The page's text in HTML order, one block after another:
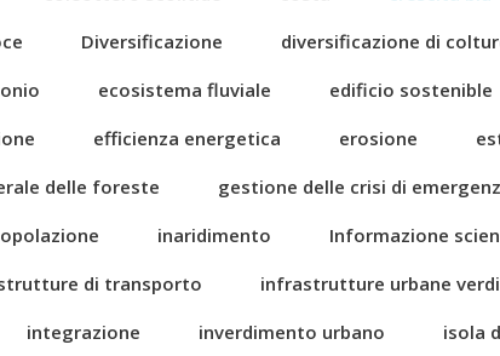
Diversificazione diversificazione di
ecosistema fluviale edificio sostenible
efficienza energetica erosione
delle foreste gestione delle crisi di
inaridimento
Informazione
di transporto infrastrutture urbane verdi
integrazione inverdimento urbano
isola